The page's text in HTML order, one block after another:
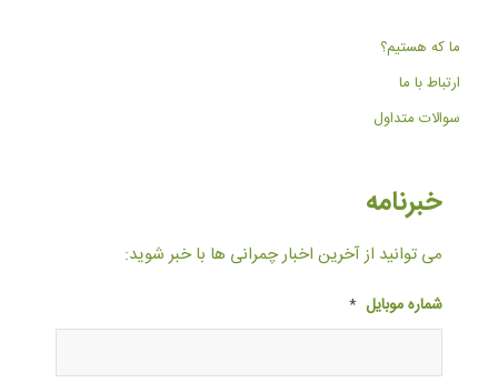
ما که هستیم؟
ارتباط با ما
سوالات متداول
خبرنامه
می توانید از آخرین اخبار چمرانی ها با خبر شوید:
شماره موبایل *